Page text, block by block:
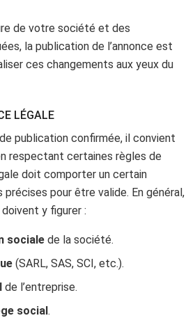
de votre société et des
la publication de l’annonce est
ces changements aux yeux du
LÉGALE
publication confirmée, il convient
respectant certaines règles de
doit comporter un certain
précises pour être valide. En général,
y figurer :
sociale de la société.
(SARL, SAS, SCI, etc.).
de l’entreprise.
social.